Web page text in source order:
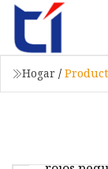
Hogar /